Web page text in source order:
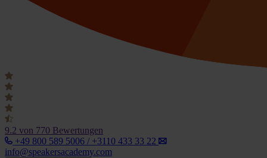
9.2 von 770 Bewertungen
+49 800 589 5006 / +3110 433 33 22
info@speakersacademy.com